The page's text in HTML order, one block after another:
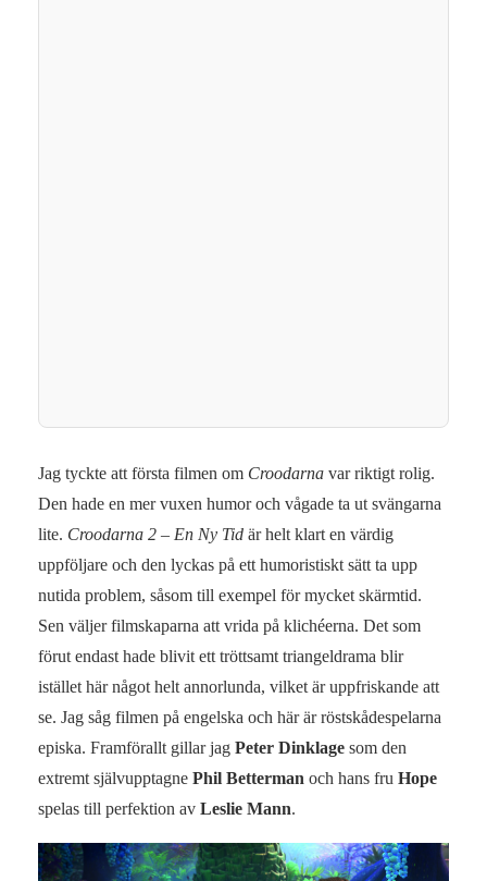
Jag tyckte att första filmen om Croodarna var riktigt rolig.
Den hade en mer vuxen humor och vågade ta ut svängarna
lite. Croodarna 2 – En Ny Tid är helt klart en värdig
uppföljare och den lyckas på ett humoristiskt sätt ta upp
nutida problem, såsom till exempel för mycket skärmtid.
Sen väljer filmskaparna att vrida på klichéerna. Det som
förut endast hade blivit ett tröttsamt triangeldrama blir
istället här något helt annorlunda, vilket är uppfriskande att
se. Jag såg filmen på engelska och här är röstskådespelarna
episka. Framförallt gillar jag Peter Dinklage som den
extremt självupptagne Phil Betterman och hans fru Hope
spelas till perfektion av Leslie Mann.